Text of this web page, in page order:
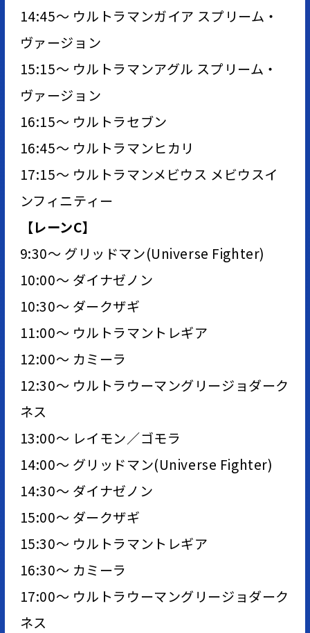
14:45～ ウルトラマンガイア スプリーム・
ヴァージョン
15:15～ ウルトラマンアグル スプリーム・
ヴァージョン
16:15～ ウルトラセブン
16:45～ ウルトラマンヒカリ
17:15～ ウルトラマンメビウス メビウスイ
ンフィニティー
【レーンC】
9:30～ グリッドマン(Universe Fighter)
10:00～ ダイナゼノン
10:30～ ダークザギ
11:00～ ウルトラマントレギア
12:00～ カミーラ
12:30～ ウルトラウーマングリージョダーク
ネス
13:00～ レイモン／ゴモラ
14:00～ グリッドマン(Universe Fighter)
14:30～ ダイナゼノン
15:00～ ダークザギ
15:30～ ウルトラマントレギア
16:30～ カミーラ
17:00～ ウルトラウーマングリージョダーク
ネス